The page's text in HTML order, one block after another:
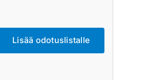
Lisää odotuslistalle